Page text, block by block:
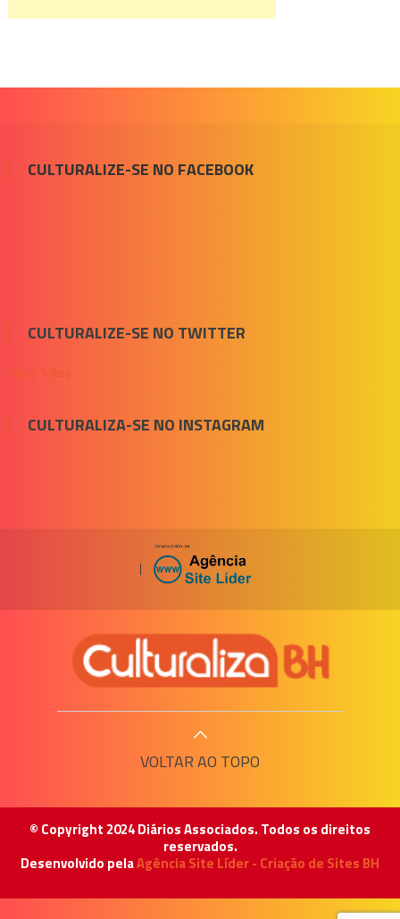
CULTURALIZE-SE NO FACEBOOK
CULTURALIZE-SE NO TWITTER
Meus Tuítes
CULTURALIZA-SE NO INSTAGRAM
|
VOLTAR AO TOPO
© Copyright 2024 Diários Associados. Todos os direitos
reservados.
Desenvolvido pelaAgência Site Líder - Criação de Sites BH